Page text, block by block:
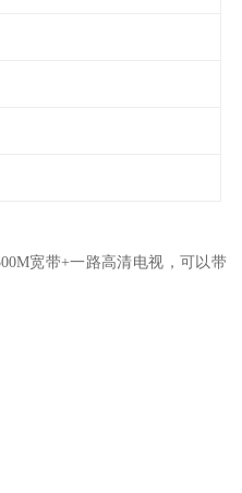
宽带+一路高清电视，可以带